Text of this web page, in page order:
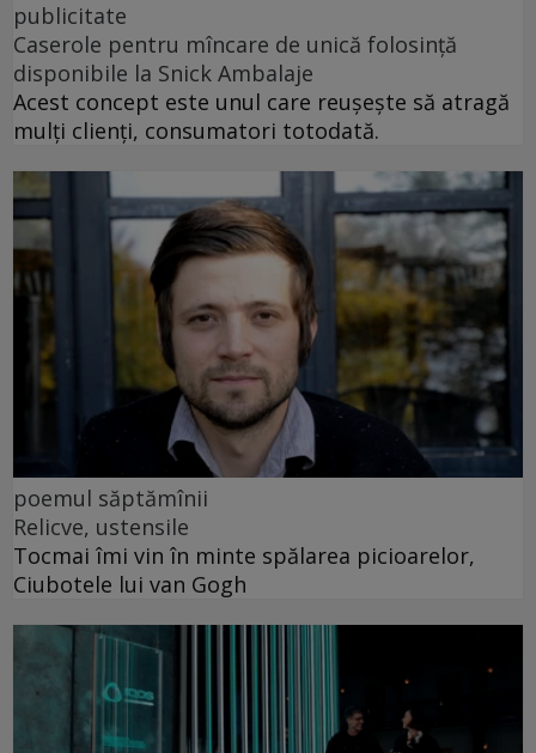
publicitate
Caserole pentru mîncare de unică folosință
disponibile la Snick Ambalaje
Acest concept este unul care reușește să atragă
mulți clienți, consumatori totodată.
poemul săptămînii
Relicve, ustensile
Tocmai îmi vin în minte spălarea picioarelor,
Ciubotele lui van Gogh